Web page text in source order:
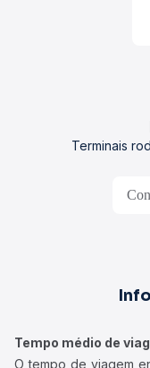
Terminais
Tempo médio de
O tempo de viagem